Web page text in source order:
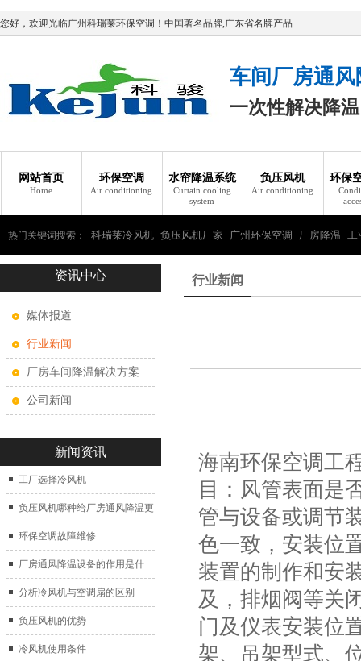
您好，欢迎光临广州科瑞莱环保空调！中国著名品牌,广东省名牌产品
车间厂房通
一次性解决降
网站首页
Home
环保空调
Air conditioning
水帘降温系统
Curtain cooling
system
负压风机
Air conditioning
环保
热门关键词搜索： 科瑞莱冷风机 负压风机厂家 广州环保空调 厂房降温 工
瑞莱环保空调资讯中心
媒体报道
行业新闻
厂房车间降温解决方案
公司新闻
新闻资讯
工厂选择冷风机
负压风机哪种给厂房通风降温更
好？
环保空调故障维修
厂房通风降温设备的作用是什
么？
分析冷风机与空调扇的区别
负压风机的优势
冷风机使用条件
行业新闻
海南环保空调工
目：风管表面是
管与设备或调节
色一致，安装位
装置的制作和安
及，排烟阀等关
门及仪表安装位
架、吊架型式、